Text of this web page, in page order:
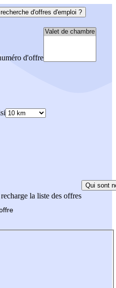
d'offres d'emploi ?
d'offre
la liste des offres
Qui sont